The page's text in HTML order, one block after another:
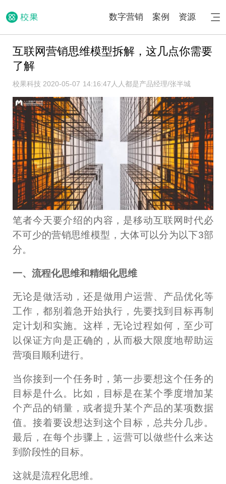
数字营销 案例 资源
互联网营销思维模型拆解，这几点你需要
了解
校果科技 2020-05-07 14:16:47 人人都是产品经理/张半城
笔者今天要介绍的内容，是移动互联网时代必
不可少的营销思维模型，大体可以分为以下3部
分。
一、流程化思维和精细化思维
无论是做活动，还是做用户运营、产品优化等
工作，都别着急开始执行，先要找到目标再制
定计划和实施。这样，无论过程如何，至少可
以保证方向是正确的，从而极大限度地帮助运
营项目顺利进行。
当你接到一个任务时，第一步要想这个任务的
目标是什么。比如，目标是在某个季度增加某
个产品的销量，或者提升某个产品的某项数据
值。接着要设想达到这个目标，总共分几步。
最后，在每个步骤上，运营可以做些什么来达
到阶段性的目标。
这就是流程化思维。